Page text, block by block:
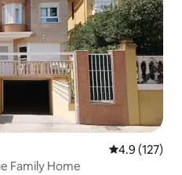
4.9 out of 5
4.9 (127)
Family Home